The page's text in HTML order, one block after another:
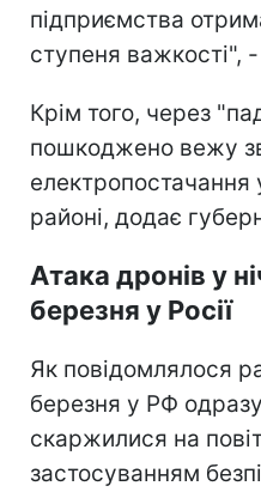
підприємства
ступеня важкості",
Крім того, через
пошкоджено вежу
районі, додає
Атака дронів у
березня у Росії
Як повідомлялося
березня у РФ
скаржилися на
застосуванням